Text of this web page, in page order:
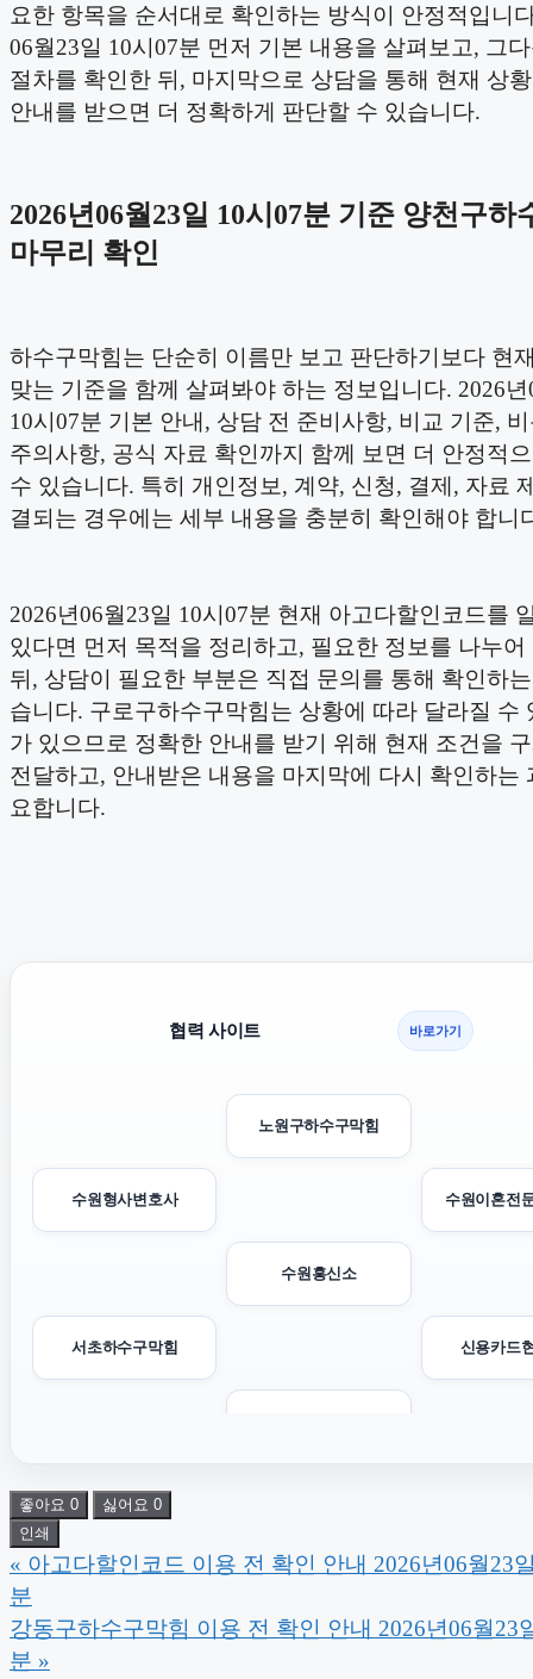
요한 항목을 순서대로 확인하는 방식이 안정적입니
06월23일 10시07분 먼저 기본 내용을 살펴보고, 그
절차를 확인한 뒤, 마지막으로 상담을 통해 현재 상
안내를 받으면 더 정확하게 판단할 수 있습니다.
2026년06월23일 10시07분 기준 양천구하
마무리 확인
하수구막힘는 단순히 이름만 보고 판단하기보다 현
맞는 기준을 함께 살펴봐야 하는 정보입니다. 2026
10시07분 기본 안내, 상담 전 준비사항, 비교 기준,
주의사항, 공식 자료 확인까지 함께 보면 더 안정적
수 있습니다. 특히 개인정보, 계약, 신청, 결제, 자료
결되는 경우에는 세부 내용을 충분히 확인해야 합니
2026년06월23일 10시07분 현재 아고다할인코드를
있다면 먼저 목적을 정리하고, 필요한 정보를 나누어
뒤, 상담이 필요한 부분은 직접 문의를 통해 확인하
습니다. 구로구하수구막힘는 상황에 따라 달라질 수
가 있으므로 정확한 안내를 받기 위해 현재 조건을
전달하고, 안내받은 내용을 마지막에 다시 확인하는
요합니다.
협력 사이트 바로가기
노원구하수구막힘
수원형사변호사 수원이혼전
수원흥신소
서초하수구막힘 신용카드
위자료
소액결제상품권
동탄임플란트 중랑구하수
좋아요 0 싫어요 0
인쇄
« 아고다할인코드 이용 전 확인 안내 2026년06월23
분
강동구하수구막힘 이용 전 확인 안내 2026년06월23
분 »